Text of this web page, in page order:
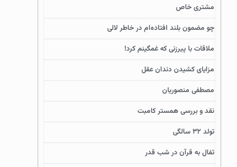
مشتری خاص
چو مضمون بلند افتاده‌ام در خاطر لالی
ملاقات با پیرزنی که غمگینم کرد!
مزایای کشیدن دندان عقل
مصطفی منصوریان
نقد و بررسی همستر کامبت
تولد ۳۲ سالگی
تفال به قرآن در شب قدر